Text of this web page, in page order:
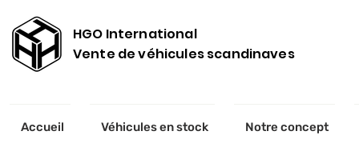
HGO International
Vente de véhicules scandinaves
Accueil Véhicules en stock Notre concept